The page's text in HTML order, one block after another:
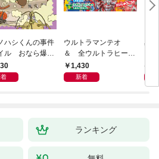
ハシくんの事件
ル おなら爆
機イッパツ編
ウルトラマンテオ
＆ 全ウルトラヒーロ
ー大集合 あそべるず
かん
1,430
新着
星
ランキング